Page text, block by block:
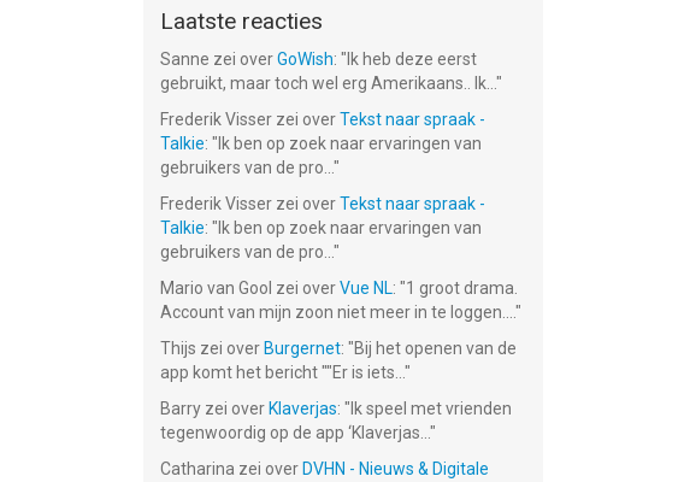
Laatste reacties
Sanne zei overGoWish: " Ik heb deze eerst
gebruikt, maar toch wel erg Amerikaans.. Ik... "
Frederik Visser zei overTekst naar spraak -
Talkie: " Ik ben op zoek naar ervaringen van
gebruikers van de pro... "
Frederik Visser zei overTekst naar spraak -
Talkie: " Ik ben op zoek naar ervaringen van
gebruikers van de pro... "
Mario van Gool zei overVue NL: "1 groot drama.
Account van mijn zoon niet meer in te loggen.... "
Thijs zei over Burgernet: "Bij het openen van de
app komt het bericht ""Er is iets... "
Barry zei over Klaverjas: " Ik speel met vrienden
tegenwoordig op de app ‘Klaverjas... "
Catharina zei over DVHN - Nieuws & Digitale